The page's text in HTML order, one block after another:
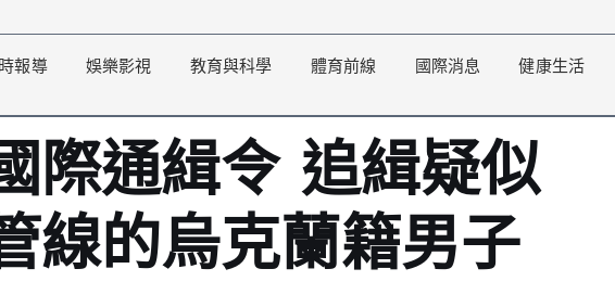
報導 娛樂影視 教育與科學 體育前線 國際消息 健康生活
際通緝令 追緝疑似
線的烏克蘭籍男子